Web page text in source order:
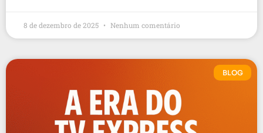
8 de dezembro de 2025 Nenhum comentário
BLOG